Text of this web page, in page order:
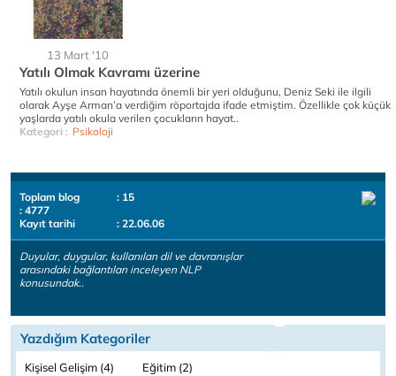
13 Mart '10
Yatılı Olmak Kavramı üzerine
Yatılı okulun insan hayatında önemli bir yeri olduğunu, Deniz Seki ile ilgili
olarak Ayşe Arman’a verdiğim röportajda ifade etmiştim. Özellikle çok küçük
yaşlarda yatılı okula verilen çocukların hayat..
Kategori : Psikoloji
Toplam blog
: 15
: 4777
Kayıt tarihi
: 22.06.06
Duyular, duygular, kullanılan dil ve davranışlar
arasındaki bağlantıları inceleyen NLP
konusundak..
Yazdığım Kategoriler
Kişisel Gelişim (4)
Eğitim (2)